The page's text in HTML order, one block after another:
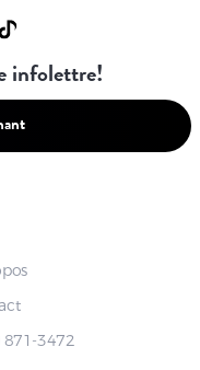
infolettre!
871-3472